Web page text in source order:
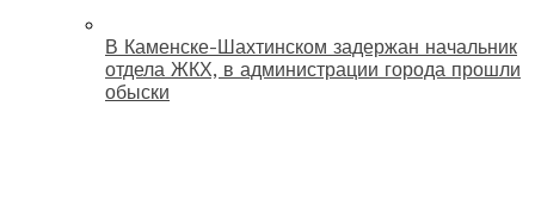
В Каменске-Шахтинском задержан начальник
отдела ЖКХ, в администрации города прошли
обыски